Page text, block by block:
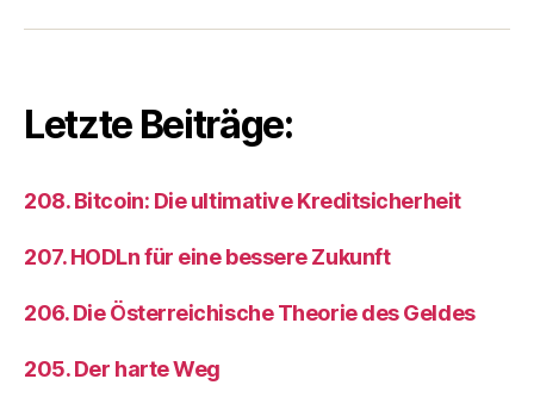
Letzte Beiträge:
208. Bitcoin: Die ultimative Kreditsicherheit
207. HODLn für eine bessere Zukunft
206. Die Österreichische Theorie des Geldes
205. Der harte Weg